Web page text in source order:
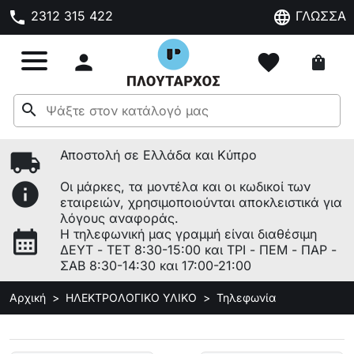
phone 2312 315 422 language ΓΛΩΣΣΑ
 favorite shopping_bag
search
local_shipping Αποστολή σε Ελλάδα και Κύπρο
info
Οι μάρκες, τα μοντέλα και οι κωδικοί των
εταιρειών, χρησιμοποιούνται αποκλειστικά για
λόγους αναφοράς.
calendar_month
Η τηλεφωνική μας γραμμή είναι διαθέσιμη
ΔΕΥΤ - ΤΕΤ 8:30-15:00 και ΤΡΙ - ΠΕΜ - ΠΑΡ -
ΣΑΒ 8:30-14:30 και 17:00-21:00
Αρχική ΗΛΕΚΤΡΟΛΟΓΙΚΟ ΥΛΙΚΟ Τηλεφωνία